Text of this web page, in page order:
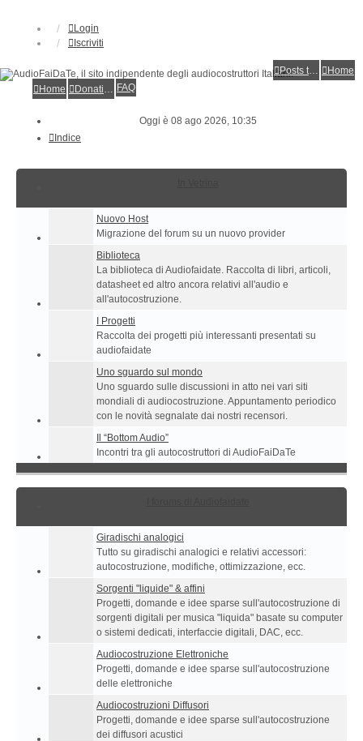
Login
Iscriviti
Posts toplist
Home
Home
Donations FAQ
Oggi è 08 ago 2026, 10:35
Indice
Nuovo Host
Migrazione del forum su un nuovo provider
Biblioteca
La biblioteca di Audiofaidate. Raccolta di libri, articoli,
datasheet ed altro ancora relativi all'audio e
all'autocostruzione.
I Progetti
Raccolta dei progetti più interessanti presentati su
audiofaidate
Uno sguardo sul mondo
Uno sguardo sulle discussioni in atto nei vari siti
mondiali di audiocostruzione. Appuntamento periodico
con le novità segnalate dai nostri recensori.
Il “Bottom Audio”
Incontri tra gli autocostruttori di AudioFaiDaTe
Giradischi analogici
Tutto su giradischi analogici e relativi accessori:
autocostruzione, modifiche, ottimizzazione, ecc.
Sorgenti "liquide" & affini
Progetti, domande e idee sparse sull'autocostruzione di
sorgenti digitali per musica "liquida" basate su computer
o sistemi dedicati, interfaccie digitali, DAC, ecc.
Audiocostruzione Elettroniche
Progetti, domande e idee sparse sull'autocostruzione
delle elettroniche
Audiocostruzioni Diffusori
Progetti, domande e idee sparse sull'autocostruzione
dei diffusori acustici